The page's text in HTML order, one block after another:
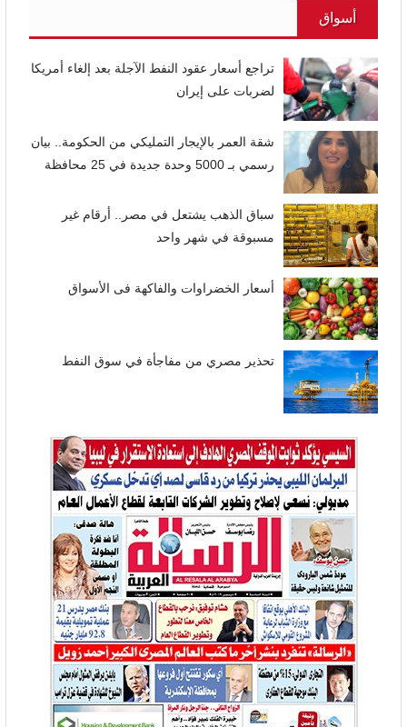
أسواق
تراجع أسعار عقود النفط الآجلة بعد إلغاء أمريكا
لضربات على إيران
شقة العمر بالإيجار التمليكي من الحكومة.. بيان
رسمي بـ 5000 وحدة جديدة في 25 محافظة
سباق الذهب يشتعل في مصر.. أرقام غير
مسبوقة في شهر واحد
أسعار الخضراوات والفاكهة فى الأسواق
تحذير مصري من مفاجأة في سوق النفط